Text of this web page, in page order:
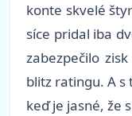
konte skvelé
síce pridal iba
zabezpečilo
blitz ratingu. A s
keď je jasné, že